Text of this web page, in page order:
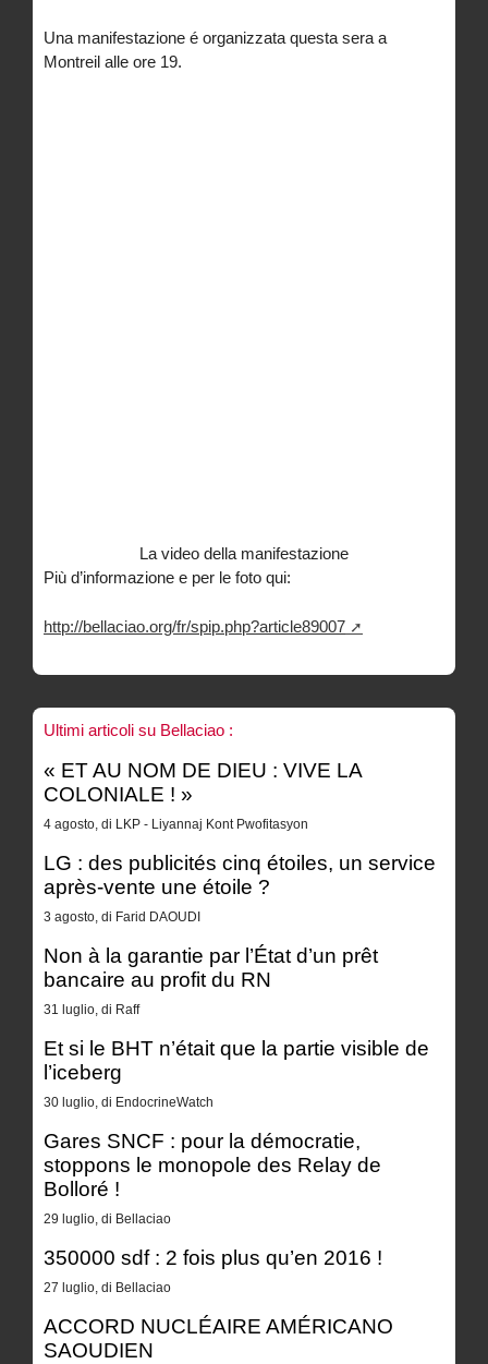
Una manifestazione é organizzata questa sera a
Montreil alle ore 19.
La video della manifestazione
Più d’informazione e per le foto qui:
http://bellaciao.org/fr/spip.php?article89007
Ultimi articoli su Bellaciao :
« ET AU NOM DE DIEU : VIVE LA
COLONIALE ! »
4 agosto, di LKP - Liyannaj Kont Pwofitasyon
LG : des publicités cinq étoiles, un service
après-vente une étoile ?
3 agosto, di Farid DAOUDI
Non à la garantie par l’État d’un prêt
bancaire au profit du RN
31 luglio, di Raff
Et si le BHT n’était que la partie visible de
l’iceberg
30 luglio, di EndocrineWatch
Gares SNCF : pour la démocratie,
stoppons le monopole des Relay de
Bolloré !
29 luglio, di Bellaciao
350000 sdf : 2 fois plus qu’en 2016 !
27 luglio, di Bellaciao
ACCORD NUCLÉAIRE AMÉRICANO
SAOUDIEN